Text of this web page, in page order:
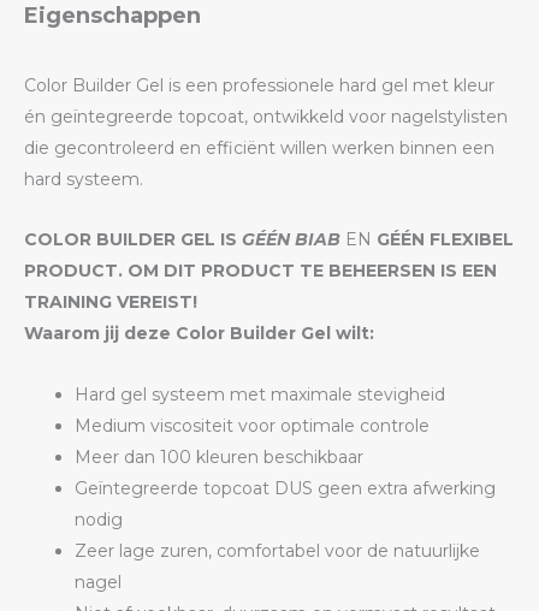
Eigenschappen
Color Builder Gel is een professionele hard gel met kleur
én geïntegreerde topcoat, ontwikkeld voor nagelstylisten
die gecontroleerd en efficiënt willen werken binnen een
hard systeem.
COLOR BUILDER GEL IS GÉÉN BIAB EN GÉÉN FLEXIBEL
PRODUCT. OM DIT PRODUCT TE BEHEERSEN IS EEN
TRAINING VEREIST!
Waarom jij deze Color Builder Gel wilt:
Hard gel systeem met maximale stevigheid
Medium viscositeit voor optimale controle
Meer dan 100 kleuren beschikbaar
Geïntegreerde topcoat DUS geen extra afwerking
nodig
Zeer lage zuren, comfortabel voor de natuurlijke
nagel